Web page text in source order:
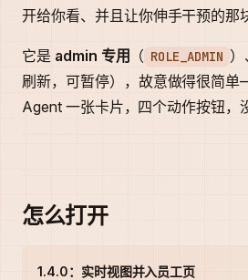
开给你看、并且让你伸手干预的那
它是 admin 专用 （ ROLE_ADMIN
刷新，可暂停），故意做得很简
Agent 一张卡片，四个动作按钮，
怎么打开
1.4.0：实时视图并入员工页